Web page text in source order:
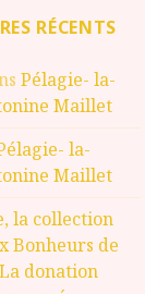
RÉCENTS
Pélagie- la-
Maillet
la-
Maillet
la collection
Bonheurs de
La donation